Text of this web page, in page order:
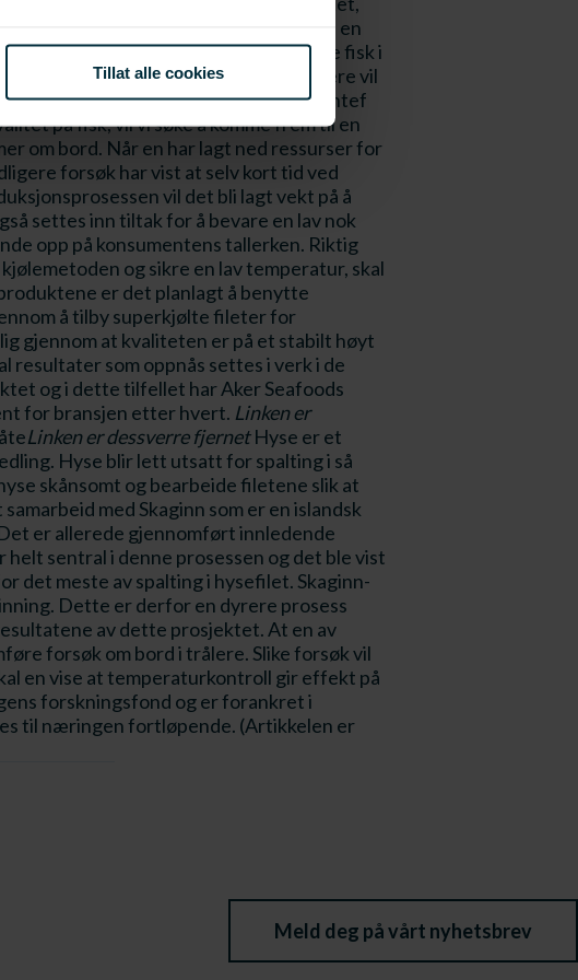
Tillat alle cookies
skal vi se på ulike metoder for å gi en
tillater i ny forskrift for å lagre fisk i
like etter fangst. I slike konteinere vil
produksjonskompetanse med Sintef
på fisk, vil vi søke å komme frem til en
om bord. Når en har lagt ned ressurser for
forsøk har vist at selv kort tid ved
vil det bli lagt vekt på å
settes inn tiltak for å bevare en lav nok
opp på konsumentens tallerken. Riktig
og sikre en lav temperatur, skal
er det planlagt å benytte
å tilby superkjølte fileter for
gjennom at kvaliteten er på et stabilt høyt
resultater som oppnås settes i verk i de
og i dette tilfellet har Aker Seafoods
for bransjen etter hvert. Linken er
Linken er dessverre fjernetHyse er et
Hyse blir lett utsatt for spalting i så
skånsomt og bearbeide filetene slik at
med Skaginn som er en islandsk
er allerede gjennomført innledende
sentral i denne prosessen og det ble vist
det meste av spalting i hysefilet. Skaginn-
Dette er derfor en dyrere prosess
av dette prosjektet. At en av
forsøk om bord i trålere. Slike forsøk vil
en vise at temperaturkontroll gir effekt på
forskningsfond og er forankret i
til næringen fortløpende. (Artikkelen er
Meld deg på vårt nyhetsbrev